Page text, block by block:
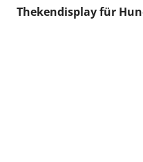
Thekendisplay für